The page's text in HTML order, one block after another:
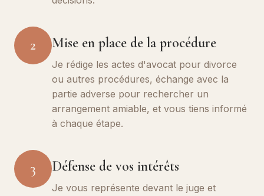
2 Mise en place de la procédure
Je rédige les actes d'avocat pour divorce
ou autres procédures, échange avec la
partie adverse pour rechercher un
arrangement amiable, et vous tiens informé
à chaque étape.
3 Défense de vos intérêts
Je vous représente devant le juge et